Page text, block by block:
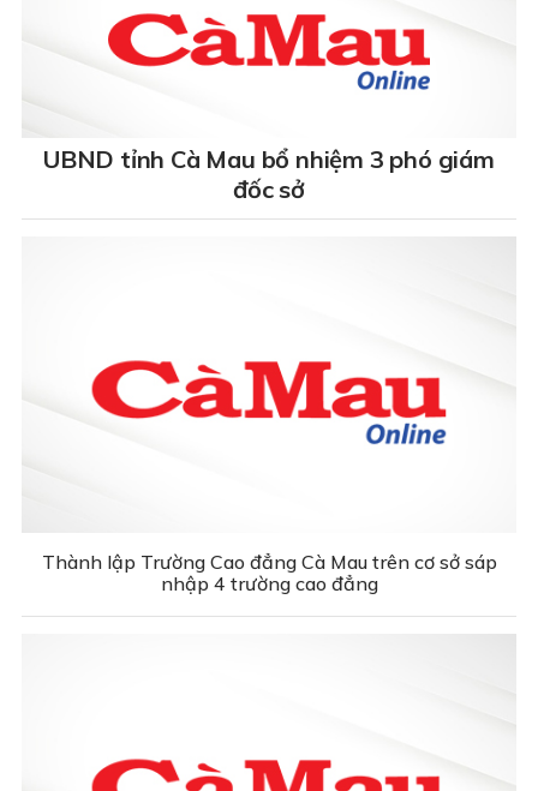
UBND tỉnh Cà Mau bổ nhiệm 3 phó giám
đốc sở
Thành lập Trường Cao đẳng Cà Mau trên cơ sở sáp
nhập 4 trường cao đẳng